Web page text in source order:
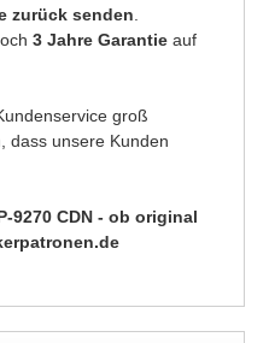
zurück senden
3 Jahre Garantie auf
groß
dass unsere Kunden
9270 CDN - ob original